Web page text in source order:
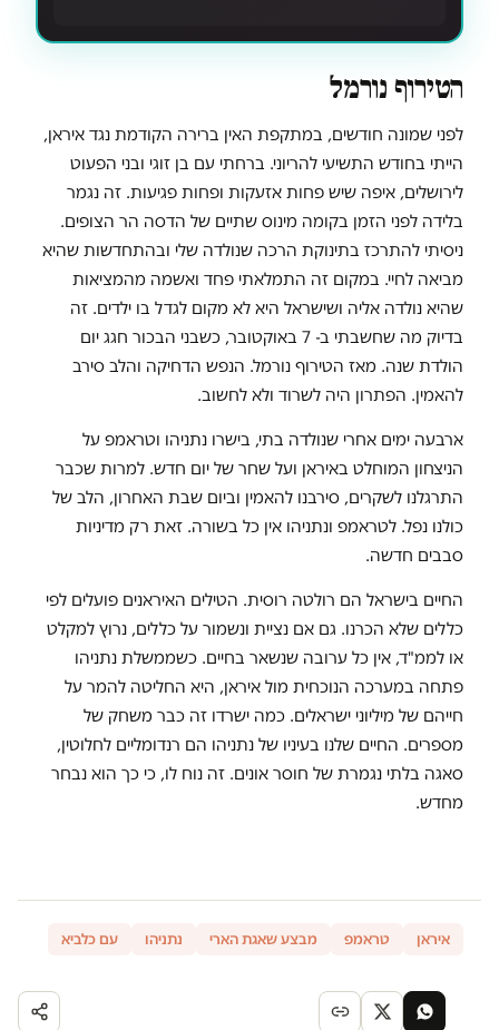
הטירוף נורמל
לפני שמונה חודשים, במתקפת האין ברירה הקודמת נגד איראן,
הייתי בחודש התשיעי להריוני. ברחתי עם בן זוגי ובני הפעוט
לירושלים, איפה שיש פחות אזעקות ופחות פגיעות. זה נגמר
בלידה לפני הזמן בקומה מינוס שתיים של הדסה הר הצופים.
ניסיתי להתרכז בתינוקת הרכה שנולדה שלי ובהתחדשות שהיא
מביאה לחיי. במקום זה התמלאתי פחד ואשמה מהמציאות
שהיא נולדה אליה ושישראל היא לא מקום לגדל בו ילדים. זה
בדיוק מה שחשבתי ב- 7 באוקטובר, כשבני הבכור חגג יום
הולדת שנה. מאז הטירוף נורמל. הנפש הדחיקה והלב סירב
להאמין. הפתרון היה לשרוד ולא לחשוב.
ארבעה ימים אחרי שנולדה בתי, בישרו נתניהו וטראמפ על
הניצחון המוחלט באיראן ועל שחר של יום חדש. למרות שכבר
התרגלנו לשקרים, סירבנו להאמין וביום שבת האחרון, הלב של
כולנו נפל. לטראמפ ונתניהו אין כל בשורה. זאת רק מדיניות
סבבים חדשה.
החיים בישראל הם רולטה רוסית. הטילים האיראנים פועלים לפי
כללים שלא הכרנו. גם אם נציית ונשמור על כללים, נרוץ למקלט
או לממ"ד, אין כל ערובה שנשאר בחיים. כשממשלת נתניהו
פתחה במערכה הנוכחית מול איראן, היא החליטה להמר על
חייהם של מיליוני ישראלים. כמה ישרדו זה כבר משחק של
מספרים. החיים שלנו בעיניו של נתניהו הם רנדומליים לחלוטין,
סאגה בלתי נגמרת של חוסר אונים. זה נוח לו, כי כך הוא נבחר
מחדש.
איראן טראמפ מבצע שאגת הארי נתניהו עם כלביא